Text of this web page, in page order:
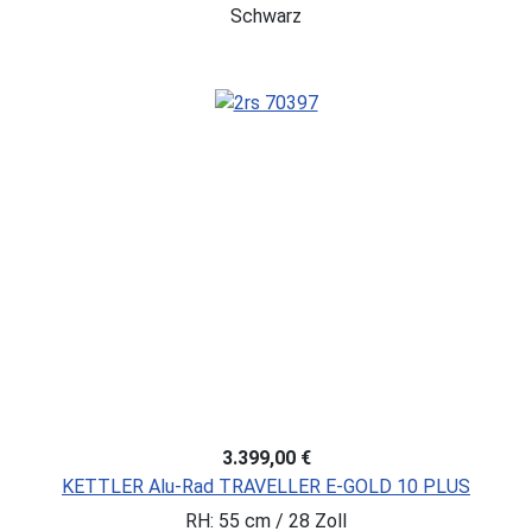
Schwarz
3.399,00 €
KETTLER Alu-Rad TRAVELLER E-GOLD 10 PLUS
RH: 55 cm / 28 Zoll